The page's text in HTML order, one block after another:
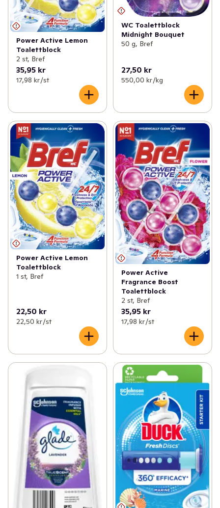
Power Active Lemon
Toalettblock
2 st, Bref
35,95 kr
17,98 kr /st
WC Toalettblock
Midnight Bouquet
50 g, Bref
27,50 kr
550,00 kr /kg
Power Active Lemon
Toalettblock
1 st, Bref
22,50 kr
22,50 kr /st
Power Active
Fragrance Boost
Toalettblock
2 st, Bref
35,95 kr
17,98 kr /st